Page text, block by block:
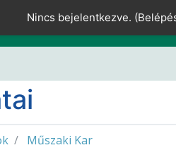
Nincs bejelentkezve. (
Műszaki Kar